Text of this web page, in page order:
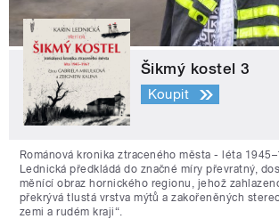
Šikmý kostel 3
Koupit
Románová kronika ztraceného města - léta
Lednická předkládá do značné míry převratný,
měnící obraz hornického regionu, jehož
překrývá tlustá vrstva mýtů a zakořeněných
zemi a rudém kraji“.